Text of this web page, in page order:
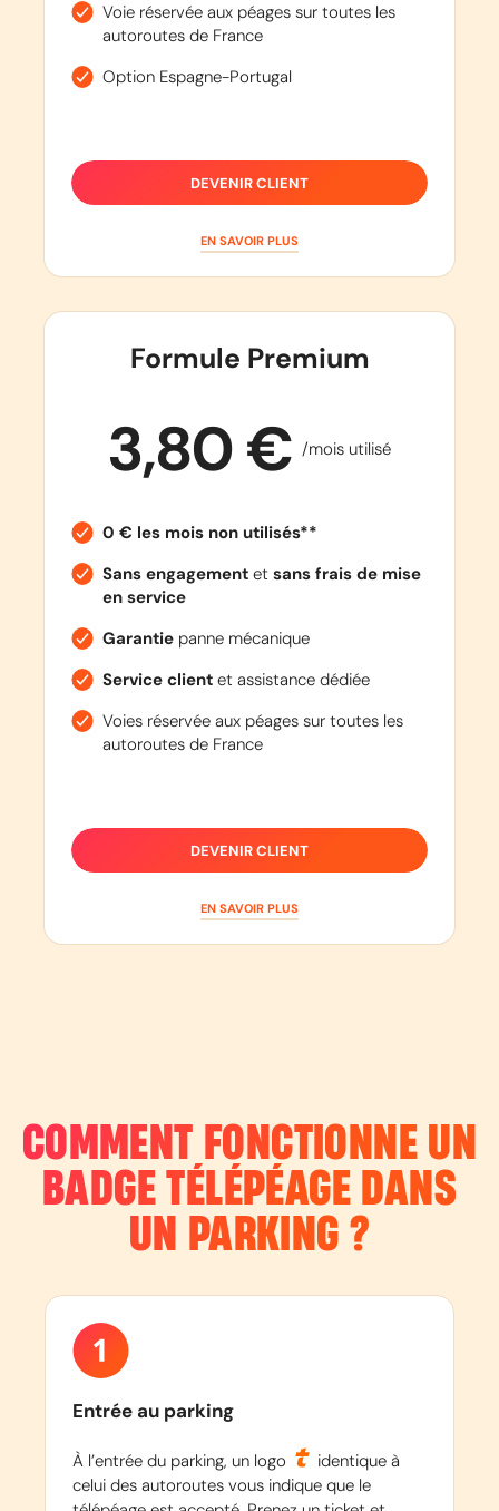
Voie réservée aux péages sur toutes les
autoroutes de France
Option Espagne-Portugal
DEVENIR CLIENT
EN SAVOIR PLUS
Formule Premium
3,80 € /mois utilisé
0 € les mois non utilisés**
Sans engagementet sans frais de mise
en service
Garantiepanne mécanique
Service clientet assistance dédiée
Voies réservée aux péages sur toutes les
autoroutes de France
DEVENIR CLIENT
EN SAVOIR PLUS
COMMENT FONCTIONNE UN
BADGE TÉLÉPÉAGE DANS
UN PARKING ?
Entrée au parking
À l’entrée du parking, un logo
identique à
celui des autoroutes vous indique que le